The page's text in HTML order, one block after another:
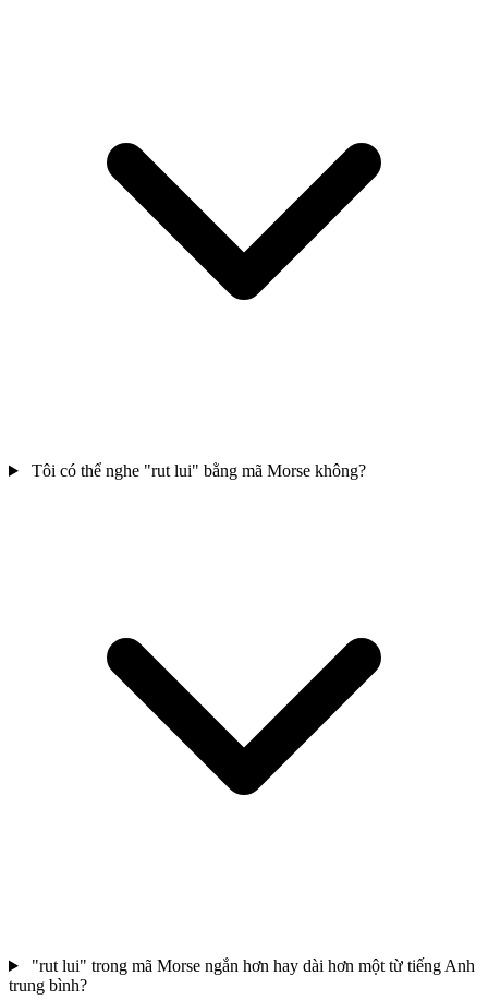
Tôi có thể nghe "rut lui" bằng mã Morse không?
"rut lui" trong mã Morse ngắn hơn hay dài hơn một từ tiếng Anh
trung bình?